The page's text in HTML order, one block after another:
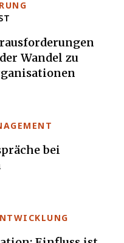
Wandel zu
bei